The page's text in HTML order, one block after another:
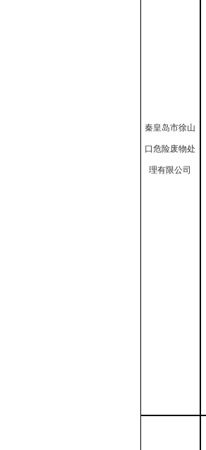
秦皇岛市徐山
口危险废物处
理有限公司